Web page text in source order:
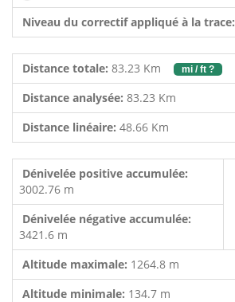
Niveau du correctif appliqué à la trace:
Distance totale: 83.23 Km mi / ft ?
Distance analysée: 83.23 Km
Distance linéaire: 48.66 Km
Dénivelée positive accumulée:
3002.76 m
Dénivelée négative accumulée:
3421.6 m
Altitude maximale: 1264.8 m
Altitude minimale: 134.7 m